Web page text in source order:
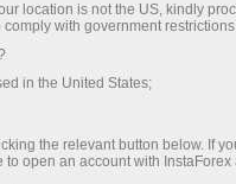
सम्मेलन में, इंस्टाफॉरेक्ष्
अपने ब्रांडेड अेरोस्टत
,परेशानियों और वित्तीय
अपने पसंदीदा गतिविधि
location is not the US, kindly
with government
in the United States;
the relevant button below. If
open an account with InstaForex